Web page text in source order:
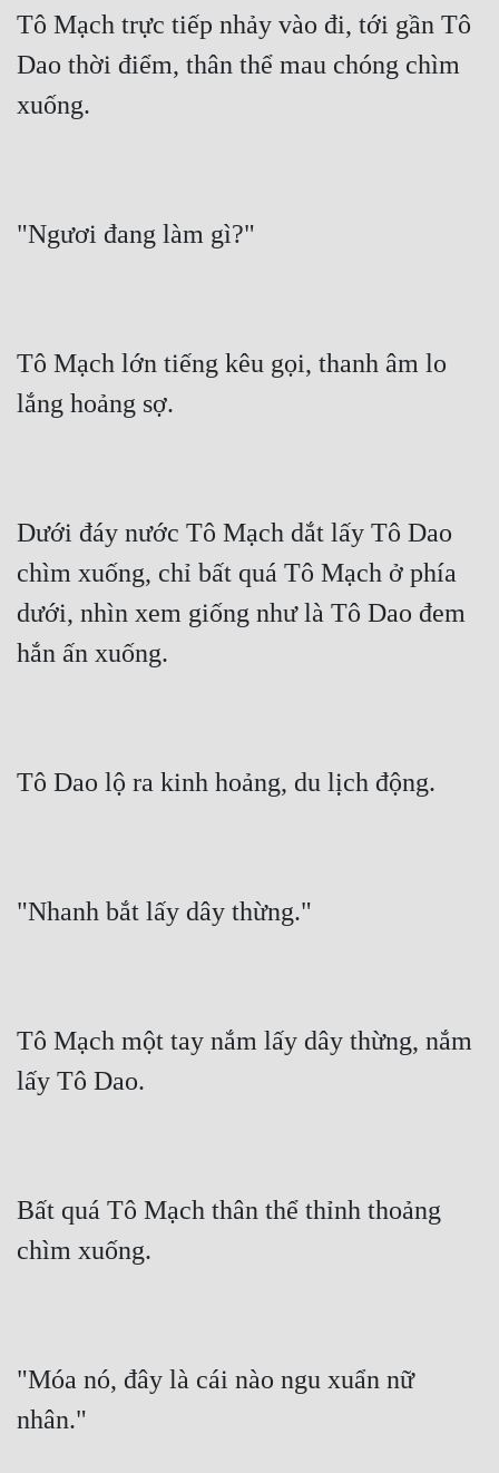
Tô Mạch trực tiếp nhảy vào đi, tới gần Tô
Dao thời điểm, thân thể mau chóng chìm
xuống.
"Ngươi đang làm gì?"
Tô Mạch lớn tiếng kêu gọi, thanh âm lo
lắng hoảng sợ.
Dưới đáy nước Tô Mạch dắt lấy Tô Dao
chìm xuống, chỉ bất quá Tô Mạch ở phía
dưới, nhìn xem giống như là Tô Dao đem
hắn ấn xuống.
Tô Dao lộ ra kinh hoảng, du lịch động.
"Nhanh bắt lấy dây thừng."
Tô Mạch một tay nắm lấy dây thừng, nắm
lấy Tô Dao.
Bất quá Tô Mạch thân thể thỉnh thoảng
chìm xuống.
"Móa nó, đây là cái nào ngu xuẩn nữ
nhân."